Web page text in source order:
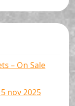
– On Sale
nov 2025